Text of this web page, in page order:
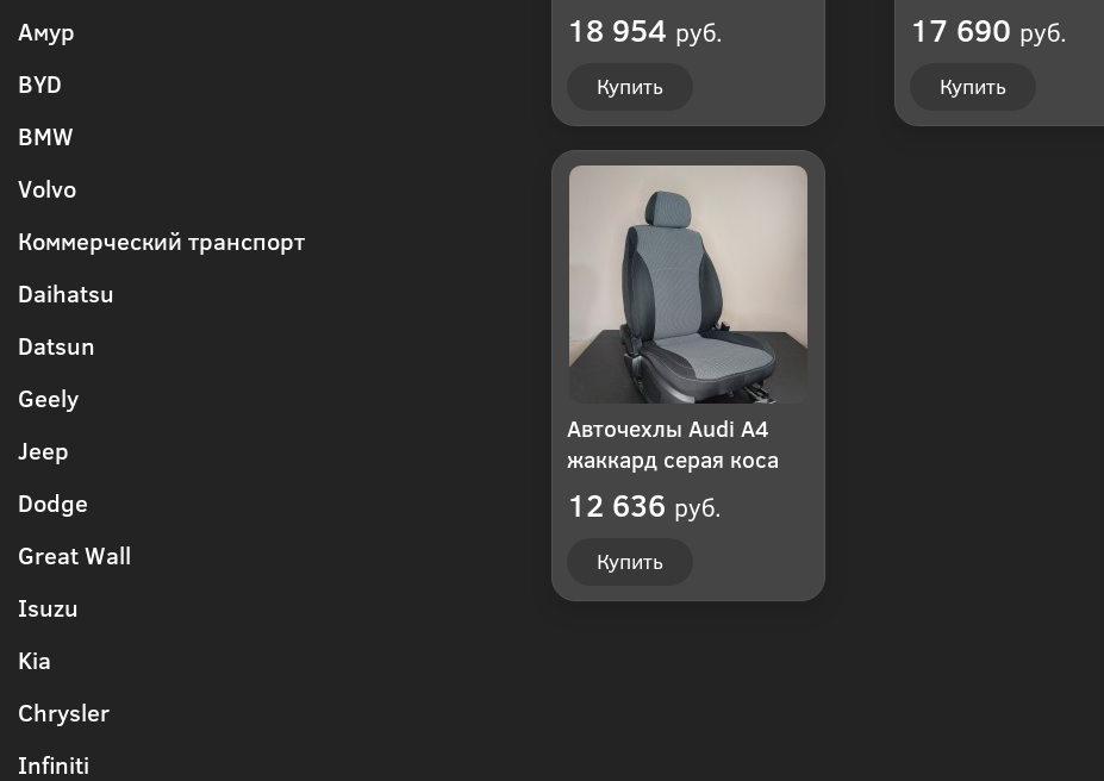
Амур
BYD
BMW
Volvo
Коммерческий транспорт
Daihatsu
Datsun
Geely
Jeep
Dodge
Great Wall
Isuzu
Kia
Chrysler
Infiniti
18 954 руб.
Купить
17 690 руб.
Купить
Авточехлы Audi A4
жаккард серая коса
12 636 руб.
Купить